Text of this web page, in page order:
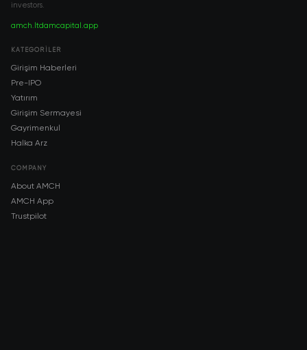
investors.
amch.ltdamcapital.app
KATEGORILER
Girişim Haberleri
Pre-IPO
Yatırım
Girişim Sermayesi
Gayrimenkul
Halka Arz
COMPANY
About AMCH
AMCH App
Trustpilot